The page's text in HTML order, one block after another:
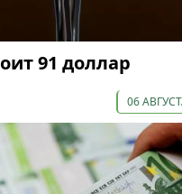
91 доллар
06